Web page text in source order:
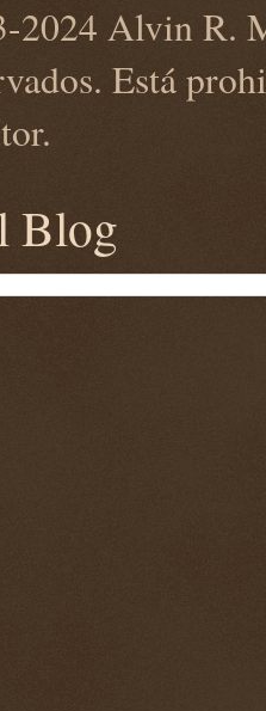
2024 Alvin R.
Está
Blog